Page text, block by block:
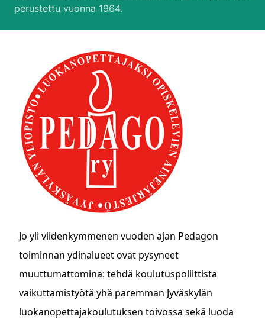
perustettu vuonna 1964.
Jo yli viidenkymmenen vuoden ajan Pedagon
toiminnan ydinalueet ovat pysyneet
muuttumattomina: tehdä koulutuspoliittista
vaikuttamistyötä yhä paremman Jyväskylän
luokanopettajakoulutuksen toivossa sekä luoda